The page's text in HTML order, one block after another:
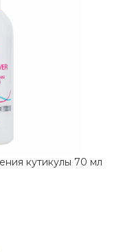
кутикулы 70 мл